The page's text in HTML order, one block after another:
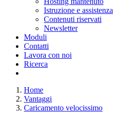
Istruzione e assistenza
Contenuti riservati
Newsletter
Moduli
Contatti
Lavora con noi
Ricerca
Home
Vantaggi
Caricamento velocissimo